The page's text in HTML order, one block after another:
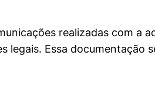
realizadas com
legais. Essa